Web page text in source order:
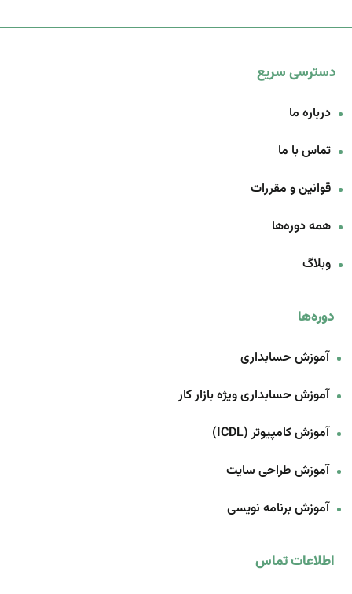
دسترسی سریع
درباره ما
تماس با ما
قوانین و مقررات
همه دوره‌ها
وبلاگ
دوره‌ها
آموزش حسابداری
آموزش حسابداری ویژه بازار کار
آموزش کامپیوتر (ICDL)
آموزش طراحی سایت
آموزش برنامه‌ نویسی
اطلاعات تماس